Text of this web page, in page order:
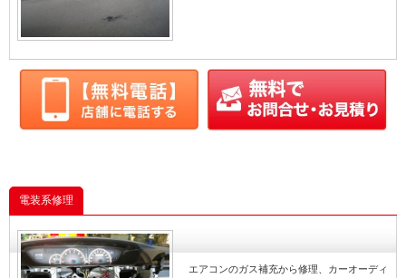
取り付け
点検
整備
交換
取付
交換
取付
整備
修理
電装系修理
エアコンのガス補充から修理、カーオーディ